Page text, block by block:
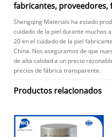
fabricantes, proveedores,
Shengqing Materials ha estado
cuidado de la piel durante muchos
20 en el cuidado de la piel
China. Nos aseguramos de que
de alta calidad a un precio
precios de fábrica transparente.
Productos relacionados